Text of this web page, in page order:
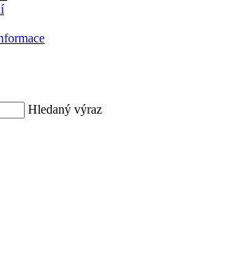
Hledaný výraz